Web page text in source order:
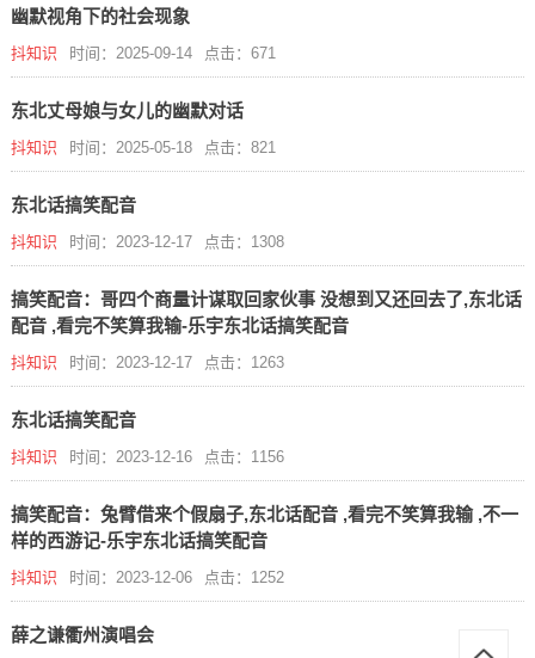
幽默视角下的社会现象
抖知识 时间：2025-09-14 点击：671
东北丈母娘与女儿的幽默对话
抖知识 时间：2025-05-18 点击：821
东北话搞笑配音
抖知识 时间：2023-12-17 点击：1308
搞笑配音：哥四个商量计谋取回家伙事 没想到又还回去了,东北话
配音 ,看完不笑算我输-乐宇东北话搞笑配音
抖知识 时间：2023-12-17 点击：1263
东北话搞笑配音
抖知识 时间：2023-12-16 点击：1156
搞笑配音：兔臂借来个假扇子,东北话配音 ,看完不笑算我输 ,不一
样的西游记-乐宇东北话搞笑配音
抖知识 时间：2023-12-06 点击：1252
薛之谦衢州演唱会